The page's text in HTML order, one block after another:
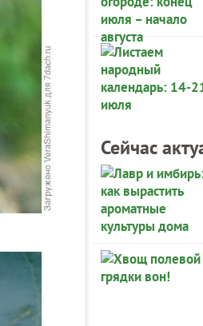
Сейчас